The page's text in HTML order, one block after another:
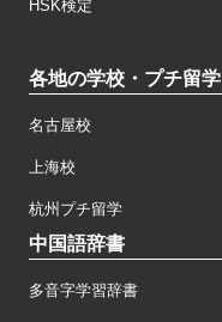
HSK検定
各地の学校・プチ留学
名古屋校
上海校
杭州プチ留学
中国語辞書
多音字学習辞書